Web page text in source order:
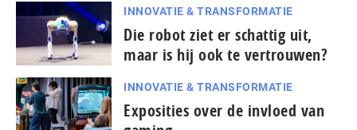
INNOVATIE & TRANSFORMATIE
Die robot ziet er schattig uit,
maar is hij ook te vertrouwen?
INNOVATIE & TRANSFORMATIE
Exposities over de invloed van